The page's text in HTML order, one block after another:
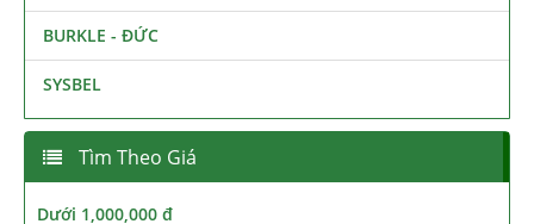
BURKLE - ĐỨC
SYSBEL
Tìm Theo Giá
Dưới 1,000,000 đ